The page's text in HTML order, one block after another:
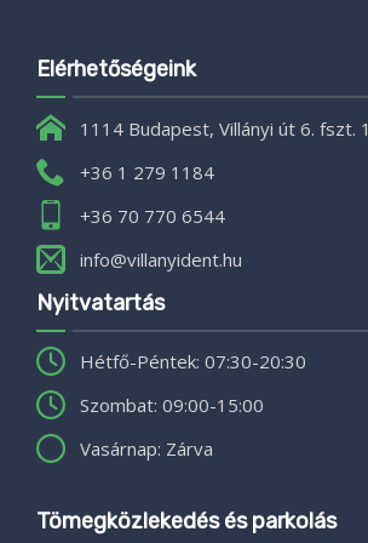
Elérhetőségeink
1114 Budapest, Villányi út 6. fszt. 1
+36 1 279 1184
+36 70 770 6544
info@villanyident.hu
Nyitvatartás
Hétfő-Péntek: 07:30-20:30
Szombat: 09:00-15:00
Vasárnap: Zárva
Tömegközlekedés és parkolás